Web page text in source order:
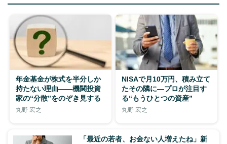
年金基金が株式を半分しか
持たない理由——機関投資
家の“分散”をのぞき見する
丸野 宏之
NISAで月10万円、積み立て
たその隣に—プロが注目す
る“もうひとつの資産”
丸野 宏之
「最近の若者、お金ない人増えたね」新